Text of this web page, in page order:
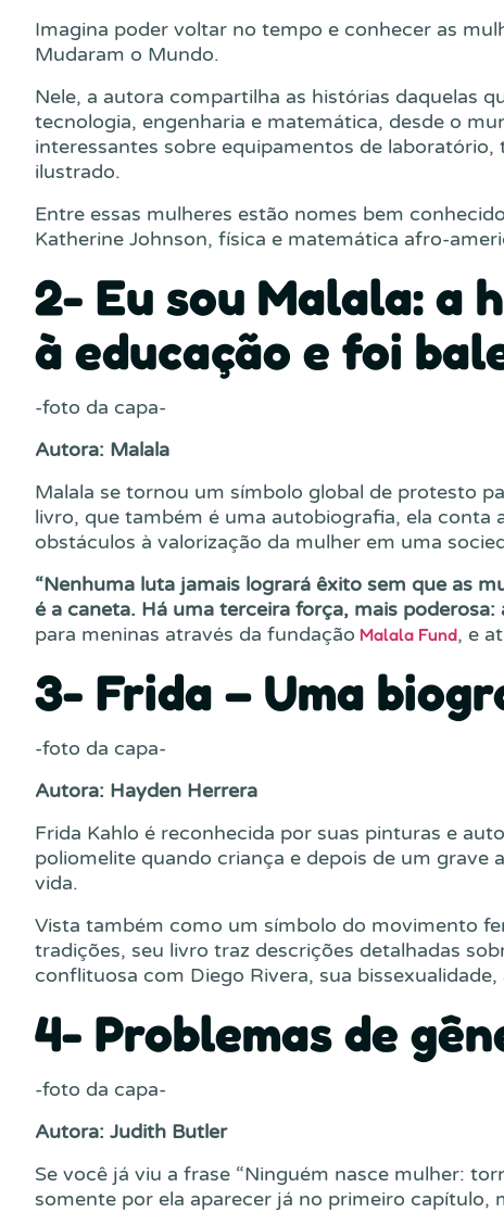
Imagina poder voltar no tempo e conhecer as
Mudaram o Mundo.
Nele, a autora compartilha as histórias daquelas
tecnologia, engenharia e matemática, desde o
interessantes sobre equipamentos de
ilustrado.
Entre essas mulheres estão nomes bem
Katherine Johnson, física e matemática afro-
2- Eu sou Malala: a
à educação e foi
-foto da capa-
Autora: Malala
Malala se tornou um símbolo global de protesto
livro, que também é uma autobiografia, ela conta
obstáculos à valorização da mulher em uma
“Nenhuma luta jamais logrará êxito sem que as
é a caneta. Há uma terceira força, mais poderosa:
para meninas através da fundação Malala Fund, e
3- Frida – Uma
-foto da capa-
Autora: Hayden Herrera
Frida Kahlo é reconhecida por suas pinturas e
poliomelite quando criança e depois de um grave
vida.
Vista também como um símbolo do movimento
tradições, seu livro traz descrições detalhadas
conflituosa com Diego Rivera, sua
4- Problemas de
-foto da capa-
Autora: Judith Butler
Se você já viu a frase “Ninguém nasce mulher:
somente por ela aparecer já no primeiro